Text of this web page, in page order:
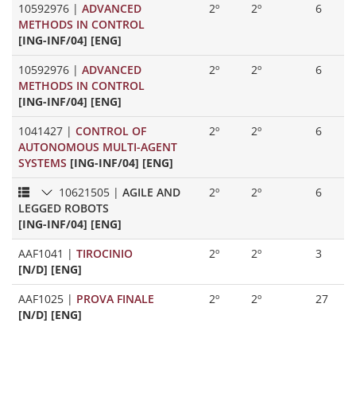
10592976 | ADVANCED
METHODS IN CONTROL
[ING-INF/04] [ENG]
2º 2º 6
10592976 | ADVANCED
METHODS IN CONTROL
[ING-INF/04] [ENG]
2º 2º 6
1041427 | CONTROL OF
AUTONOMOUS MULTI-AGENT
SYSTEMS [ING-INF/04] [ENG]
2º 2º 6
10621505 | AGILE AND
LEGGED ROBOTS
[ING-INF/04] [ENG]
2º 2º 6
AAF1041 | TIROCINIO
[N/D] [ENG]
2º 2º 3
AAF1025 | PROVA FINALE
[N/D] [ENG]
2º 2º 27